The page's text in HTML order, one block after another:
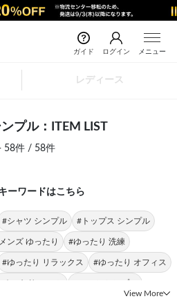
ガイド ログイン メニュー
レディース
プル：ITEM LIST
58件 / 58件
ーワードはこちら
#シャツ シンプル #トップス シンプル
ンズ ゆったり #ゆったり 洗練
#ゆったり リラックス #ゆったり オフィス
#ゆったり スーツ #スーツ シンプル
View More